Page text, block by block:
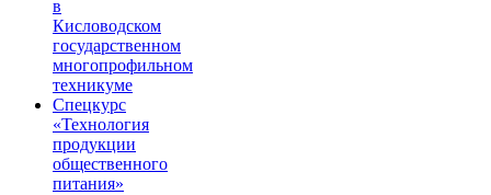
в
Кисловодском
государственном
многопрофильном
техникуме
Спецкурс
«Технология
продукции
общественного
питания»